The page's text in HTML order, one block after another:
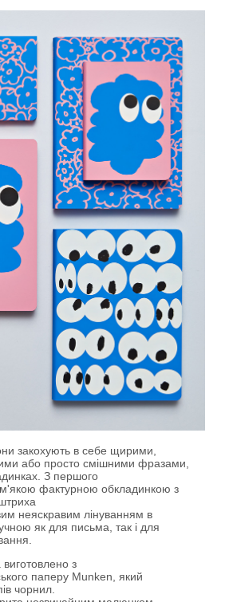
закохують в себе щирими,
або просто смішними фразами,
З першого
фактурною обкладинкою з
неяскравим лінуванням в
як для письма, так і для
з
паперу Munken, який
чорнил.